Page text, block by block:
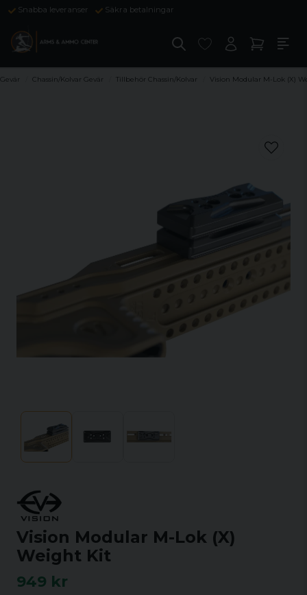
Snabba leveranser Säkra betalningar
Gevär Chassin/Kolvar Gevär Tillbehör Chassin/Kolvar Vision Modular M-Lok (X)
Vision Modular M-Lok (X)
Weight Kit
949 kr